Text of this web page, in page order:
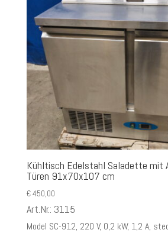
Kühltisch Edelstahl Saladette mit
Türen 91x70x107 cm
€450,00
Art.Nr.: 3115
Model SC-912, 220 V, 0,2 kW, 1,2 A,